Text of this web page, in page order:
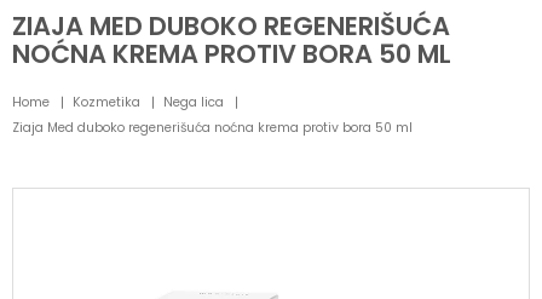
ZIAJA MED DUBOKO REGENERIŠUĆA
NOĆNA KREMA PROTIV BORA 50 ML
Home Kozmetika
Nega lica
Ziaja Med duboko regenerišuća noćna krema protiv bora 50 ml